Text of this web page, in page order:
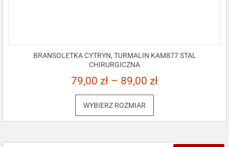
BRANSOLETKA CYTRYN, TURMALIN KAM877 STAL
CHIRURGICZNA
79,00 zł – 89,00 zł
WYBIERZ ROZMIAR